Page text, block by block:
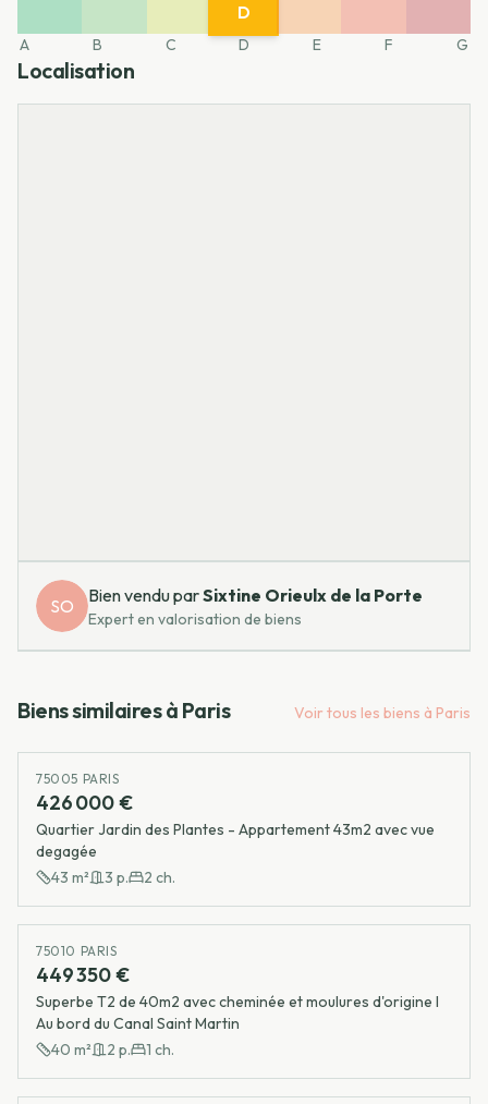
D
A
B C D E F G
Localisation
SO Bien vendu parSixtine Orieulx de la Porte
Expert en valorisation de biens
Biens similaires à Paris Voir tous les biens à Paris
75005 PARIS
426 000 €
Quartier Jardin des Plantes - Appartement 43m2 avec vue
degagée
43 m² 3 p. 2 ch.
75010 PARIS
449 350 €
Superbe T2 de 40m2 avec cheminée et moulures d'origine I
Au bord du Canal Saint Martin
40 m² 2 p. 1 ch.